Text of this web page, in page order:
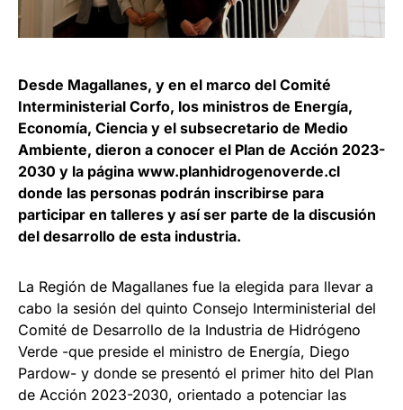
Desde Magallanes, y en el marco del Comité
Interministerial Corfo, los ministros de Energía,
Economía, Ciencia y el subsecretario de Medio
Ambiente, dieron a conocer el Plan de Acción 2023-
2030 y la página www.planhidrogenoverde.cl
donde las personas podrán inscribirse para
participar en talleres y así ser parte de la discusión
del desarrollo de esta industria.
La Región de Magallanes fue la elegida para llevar a
cabo la sesión del quinto Consejo Interministerial del
Comité de Desarrollo de la Industria de Hidrógeno
Verde -que preside el ministro de Energía, Diego
Pardow- y donde se presentó el primer hito del Plan
de Acción 2023-2030, orientado a potenciar las